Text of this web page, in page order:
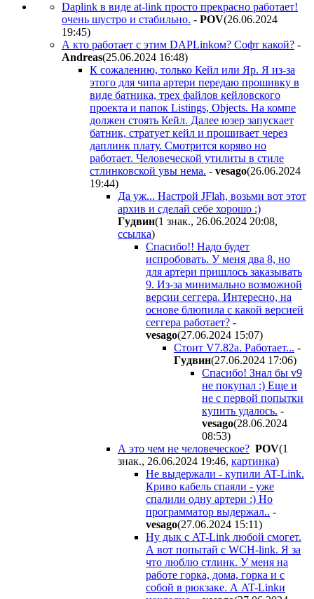
Daplink в виде at-link просто прекрасно работает!
очень шустро и стабильно. - POV(26.06.2024
19:45)
А кто работает с этим DAPLinkом? Софт какой? -
Andreas(25.06.2024 16:48)
К сожалению, только Кейл или Яр. Я из-за
этого для чипа артери передаю прошивку в
виде батника, трех файлов кейловского
проекта и папок Listings, Objects. На компе
должен стоять Кейл. Далее юзер запускает
батник, стратует кейл и прошивает через
даплинк плату. Смотрится коряво но
работает. Человеческой утилиты в стиле
стлинковской увы нема. - vesago(26.06.2024
19:44)
Да уж... Настрой JFlah, возьми вот этот
архив и сделай себе хорошо :)
Гyдвин(1 знак., 26.06.2024 20:08,
ссылка)
Спасибо!! Надо будет
испробовать. У меня два 8, но
для артери пришлось заказывать
9. Из-за минимально возможной
версии сеггера. Интересно, на
основе блюпила с какой версией
сеггера работает? -
vesago(27.06.2024 15:07)
Стоит V7.82a. Работает... -
Гyдвин(27.06.2024 17:06)
Спасибо! Знал бы v9
не покупал :) Еще и
не с первой попытки
купить удалось. -
vesago(28.06.2024
08:53)
А это чем не человеческое? POV(1
знак., 26.06.2024 19:46, картинка)
Не выдержали - купили AT-Link.
Криво кабель спаяли - уже
спалили одну артери :) Но
программатор выдержал.. -
vesago(27.06.2024 15:11)
Ну дык с AT-Link любой смогет.
А вот попытай с WCH-link. Я за
что люблю стлинк. У меня на
работе горка, дома, горка и с
собой в рюкзаке. А AT-Linkи